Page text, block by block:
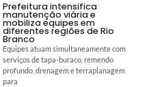
Prefeitura intensifica
manutenção viária e
mobiliza equipes em
diferentes regiões de Rio
Branco
Equipes atuam simultaneamente com
serviços de tapa-buraco, remendo
profundo, drenagem e terraplanagem
para